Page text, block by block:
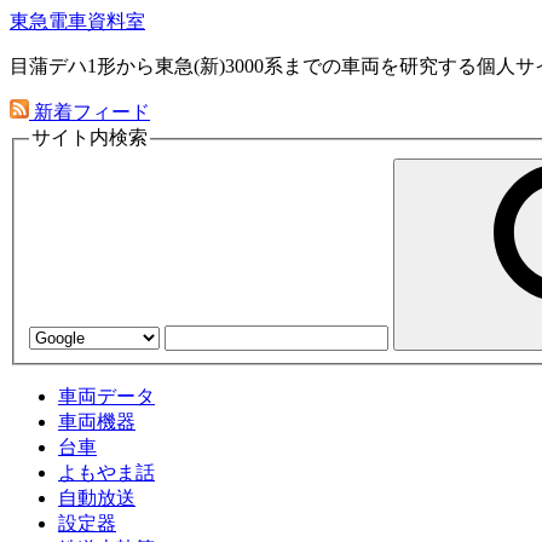
東急電車資料室
目蒲デハ1形から東急(新)3000系までの車両を研究する個人サ
新着フィード
サイト内検索
車両データ
車両機器
台車
よもやま話
自動放送
設定器